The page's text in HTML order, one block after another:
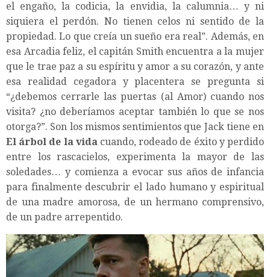
el engaño, la codicia, la envidia, la calumnia… y ni
siquiera el perdón. No tienen celos ni sentido de la
propiedad. Lo que creía un sueño era real”. Además, en
esa Arcadia feliz, el capitán Smith encuentra a la mujer
que le trae paz a su espíritu y amor a su corazón, y ante
esa realidad cegadora y placentera se pregunta si
“¿debemos cerrarle las puertas (al Amor) cuando nos
visita? ¿no deberíamos aceptar también lo que se nos
otorga?”. Son los mismos sentimientos que Jack tiene en
El árbol de la vidacuando, rodeado de éxito y perdido
entre los rascacielos, experimenta la mayor de las
soledades… y comienza a evocar sus años de infancia
para finalmente descubrir el lado humano y espiritual
de una madre amorosa, de un hermano comprensivo,
de un padre arrepentido.